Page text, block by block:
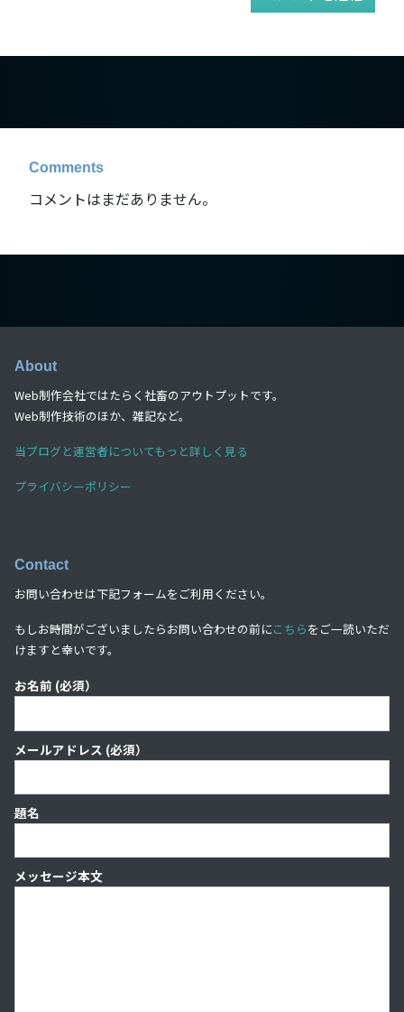
Comments
コメントはまだありません。
About
Web制作会社ではたらく社畜のアウトプットです。
Web制作技術のほか、雑記など。
当ブログと運営者についてもっと詳しく見る
プライバシーポリシー
Contact
お問い合わせは下記フォームをご利用ください。
もしお時間がございましたらお問い合わせの前にこちらをご一読いただ
けますと幸いです。
お名前 (必須）
メールアドレス (必須）
題名
メッセージ本文